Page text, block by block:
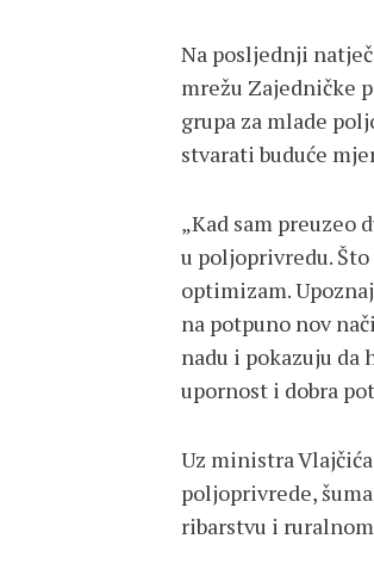
Na posljednji
mrežu Zajedničke
grupa za mlade
stvarati buduće
„Kad sam preuzeo
u poljoprivredu.
optimizam.
na potpuno nov
nadu i pokazuju da
upornost i dobra
Uz ministra
poljoprivrede,
ribarstvu i